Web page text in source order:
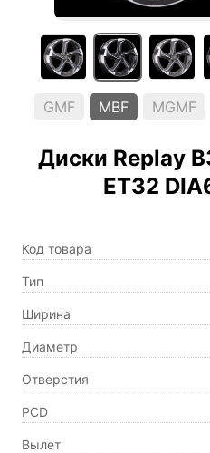
GMF MBF MGMF
Диски Replay
ET32
Код товара
Тип
Ширина
Диаметр
Отверстия
PCD
Вылет